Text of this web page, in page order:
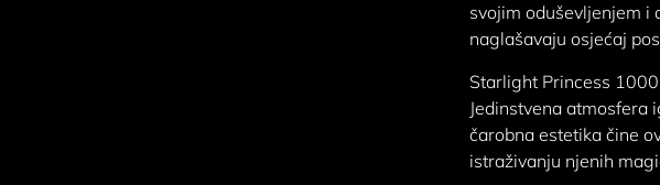
svojim oduševljenjem i
naglašavaju osjećaj
Starlight Princess
Jedinstvena atmosfera
čarobna estetika čine
istraživanju njenih